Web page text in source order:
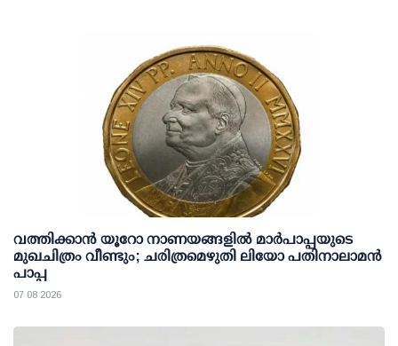
വത്തിക്കാൻ യൂറോ നാണയങ്ങളിൽ മാർപാപ്പയുടെ
മുഖചിത്രം വീണ്ടും; ചരിത്രമെഴുതി ലിയോ പതിനാലാമൻ
പാപ്പ
07 08 2026